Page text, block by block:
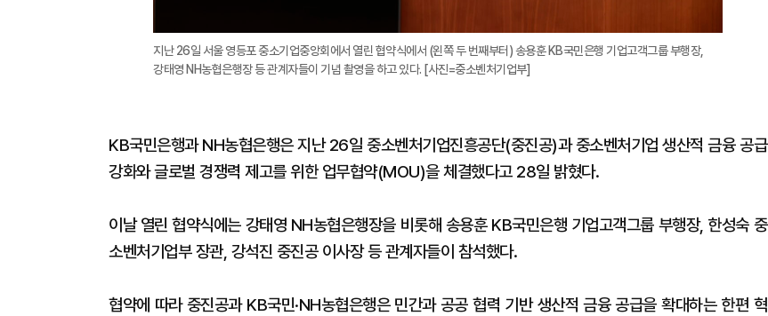
지난 26일 서울 영등포 중소기업중앙회에서 열린 협약식에서 (왼쪽 두 번째부터) 송용훈 KB국민은행 기업고객그룹 부행장,
강태영 NH농협은행장 등 관계자들이 기념 촬영을 하고 있다. [사진=중소벤처기업부]
KB국민은행과 NH농협은행은 지난 26일 중소벤처기업진흥공단(중진공)과 중소벤처기업 생산적 금융 공급
강화와 글로벌 경쟁력 제고를 위한 업무협약(MOU)을 체결했다고 28일 밝혔다.
이날 열린 협약식에는 강태영 NH농협은행장을 비롯해 송용훈 KB국민은행 기업고객그룹 부행장, 한성숙 중
소벤처기업부 장관, 강석진 중진공 이사장 등 관계자들이 참석했다.
협약에 따라 중진공과 KB국민·NH농협은행은 민간과 공공 협력 기반 생산적 금융 공급을 확대하는 한편 혁